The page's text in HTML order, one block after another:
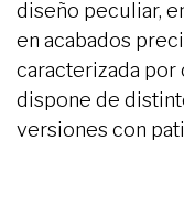
diseño peculiar,
en acabados
caracterizada por
dispone de
versiones con